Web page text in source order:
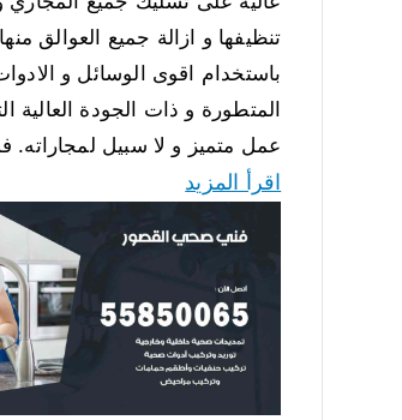
تنظيفها و ازالة جميع العوالق
باستخدام اقوى الوسائل و
المتطورة و ذات الجودة العالية
عمل متميز و لا سبيل لمجاراته.
اقرأ المزيد